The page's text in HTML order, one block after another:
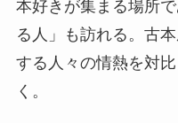
本好きが集まる場所
る人」も訪れる。古
する人々の情熱を対
く。